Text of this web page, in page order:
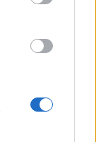
Ifo üzleti
lakások